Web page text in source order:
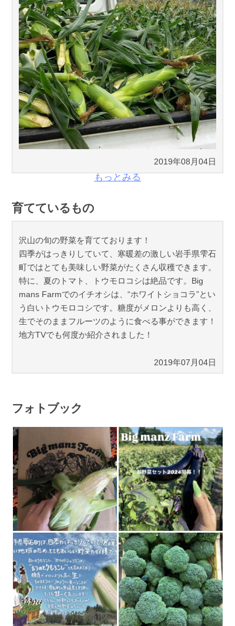
2019年08月04日
もっとみる
育てているもの
沢山の旬の野菜を育てております！
四季がはっきりしていて、寒暖差の激しい岩手県雫石
町ではとても美味しい野菜がたくさん収穫できます。
特に、夏のトマト、トウモロコシは絶品です。Big
mans Farmでのイチオシは、“ホワイトショコラ”とい
う白いトウモロコシです。糖度がメロンよりも高く、
生でそのままフルーツのように食べる事ができます！
地方TVでも何度か紹介されました！
2019年07月04日
フォトブック